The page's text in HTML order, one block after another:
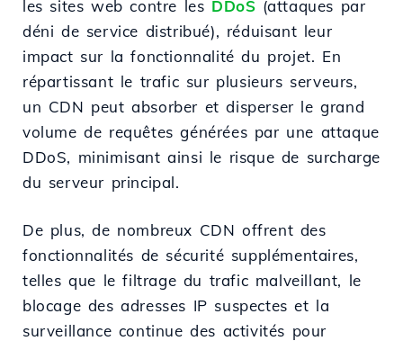
les sites web contre les DDoS (attaques par
déni de service distribué), réduisant leur
impact sur la fonctionnalité du projet. En
répartissant le trafic sur plusieurs serveurs,
un CDN peut absorber et disperser le grand
volume de requêtes générées par une attaque
DDoS, minimisant ainsi le risque de surcharge
du serveur principal.
De plus, de nombreux CDN offrent des
fonctionnalités de sécurité supplémentaires,
telles que le filtrage du trafic malveillant, le
blocage des adresses IP suspectes et la
surveillance continue des activités pour